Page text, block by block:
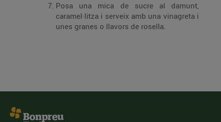
Posa una mica de sucre al damunt,
caramel·litza i serveix amb una vinagreta i
unes granes o llavors de rosella.